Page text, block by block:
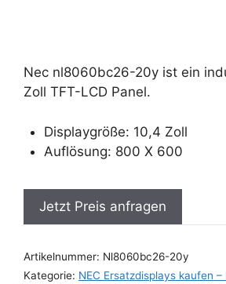
Nec nl8060bc26-20y ist ein
Zoll TFT-LCD Panel.
Displaygröße: 10,4 Zoll
Auflösung: 800 X 600
Jetzt Preis anfragen
Artikelnummer: Nl8060bc26-20y
Kategorie: NEC Ersatzdisplays kaufen